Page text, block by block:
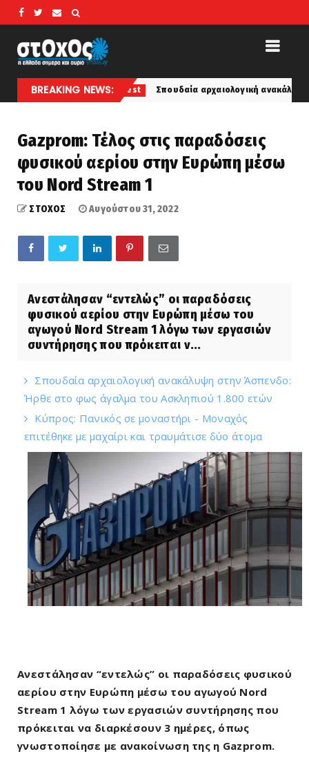
BREAKING NEWS:
latest Σπουδαία αρχαιολογική ανακάλυψη στην
Gazprom: Τέλος στις παραδόσεις
φυσικού αερίου στην Ευρώπη μέσω
του Nord Stream 1
ΣΤΟΧΟΣ Αυγούστου 31, 2022
Ανεστάλησαν “εντελώς” οι παραδόσεις
φυσικού αερίου στην Ευρώπη μέσω του
αγωγού Nord Stream 1 λόγω των εργασιών
συντήρησης που πρόκειται ν...
Σπουδαία αρχαιολογική ανακάλυψη στην Άσπενδο:
Ήρθε στο φως άγαλμα του Ασκληπιού 1.800 ετών
Κύπρος: Πανικός σε μοναστήρι - Μοναχός
επιτέθηκε με μαχαίρι και τραυμάτισε δύο άτομα
Ανεστάλησαν “εντελώς” οι παραδόσεις φυσικού
αερίου στην Ευρώπη μέσω του αγωγού Nord
Stream 1 λόγω των εργασιών συντήρησης που
πρόκειται να διαρκέσουν 3 ημέρες, όπως
γνωστοποίησε με ανακοίνωση της η Gazprom.